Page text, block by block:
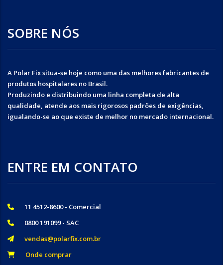
SOBRE NÓS
A Polar Fix situa-se hoje como uma das melhores fabricantes de
produtos hospitalares no Brasil.
Produzindo e distribuindo uma linha completa de alta
qualidade, atende aos mais rigorosos padrões de exigências,
igualando-se ao que existe de melhor no mercado internacional.
ENTRE EM CONTATO
11 4512-8600 - Comercial
0800 191099 - SAC
vendas@polarfix.com.br
Onde comprar